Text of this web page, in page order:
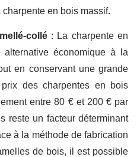
en bois massif.
collé: La charpente en
économique à la
en conservant une grande
des charpentes en bois
entre 80 € et 200 € par
reste un facteur déterminant
à la méthode de fabrication
de bois, il est possible